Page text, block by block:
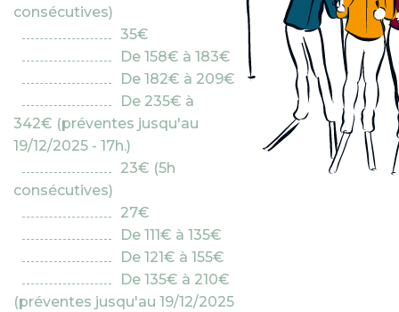
consécutives)
35€
De 158€ à 183€
De 182€ à 209€
De 235€ à
342€ (préventes jusqu'au
19/12/2025 - 17h.)
23€ (5h
consécutives)
27€
De 111€ à 135€
De 121€ à 155€
De 135€ à 210€
(préventes jusqu'au 19/12/2025